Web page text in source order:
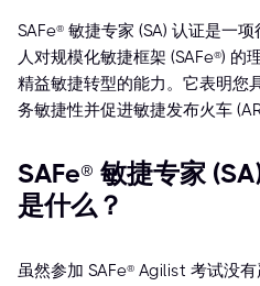
SAFe® 敏捷专家 (SA) 认证是一
人对规模化敏捷框架 (SAFe®) 的
精益敏捷转型的能力。它表明您
务敏捷性并促进敏捷发布火车
SAFe® 敏捷专家
是什么？
虽然参加 SAFe® Agilist 考试没